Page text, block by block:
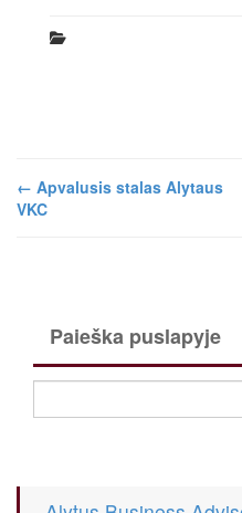
← Apvalusis stalas Alytaus
VKC
Paieška puslapyje